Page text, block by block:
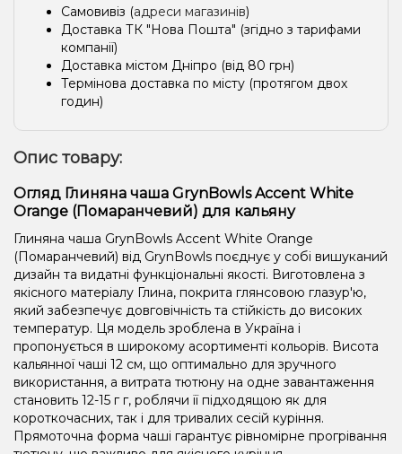
Самовивіз (адреси магазинів)
Доставка ТК "Нова Пошта" (згідно з тарифами
компанії)
Доставка містом Дніпро (від 80 грн)
Термінова доставка по місту (протягом двох
годин)
Опис товару:
Огляд Глиняна чаша GrynBowls Accent White
Orange (Помаранчевий) для кальяну
Глиняна чаша GrynBowls Accent White Orange
(Помаранчевий) від GrynBowls поєднує у собі вишуканий
дизайн та видатні функціональні якості. Виготовлена ​​з
якісного матеріалу Глина, покрита глянсовою глазур'ю,
який забезпечує довговічність та стійкість до високих
температур. Ця модель зроблена в Україна і
пропонується в широкому асортименті кольорів. Висота
кальянної чаші 12 см, що оптимально для зручного
використання, а витрата тютюну на одне завантаження
становить 12-15 г г, роблячи її підходящою як для
короткочасних, так і для тривалих сесій куріння.
Прямоточна форма чаші гарантує рівномірне прогрівання